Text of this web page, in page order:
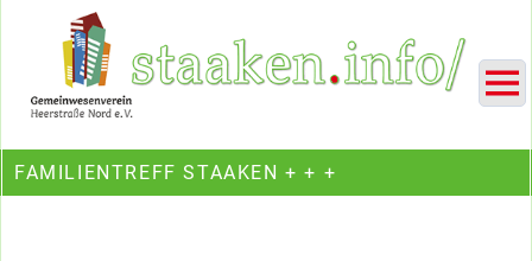
Ein Projekt des Gemeinwesenvereins Heerstraße Nord
FAMILIENTREFF STAAKEN + + +